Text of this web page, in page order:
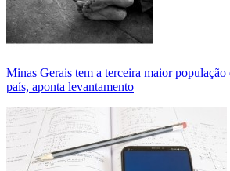
Minas Gerais tem a terceira maior população
país, aponta levantamento